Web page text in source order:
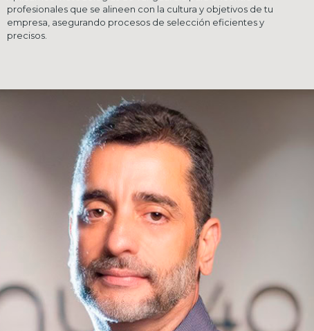
profesionales que se alineen con la cultura y objetivos de tu
empresa, asegurando procesos de selección eficientes y
precisos.